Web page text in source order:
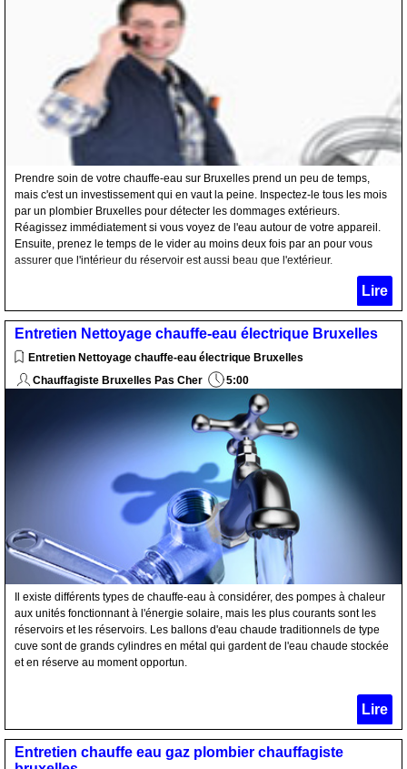
Prendre soin de votre chauffe-eau sur Bruxelles prend un peu de temps,
mais c'est un investissement qui en vaut la peine. Inspectez-le tous les mois
par un plombier Bruxelles pour détecter les dommages extérieurs.
Réagissez immédiatement si vous voyez de l'eau autour de votre appareil.
Ensuite, prenez le temps de le vider au moins deux fois par an pour vous
assurer que l'intérieur du réservoir est aussi beau que l'extérieur.
Lire
Entretien Nettoyage chauffe-eau électrique Bruxelles
Entretien Nettoyage chauffe-eau électrique Bruxelles
Chauffagiste Bruxelles Pas Cher
5:00
Il existe différents types de chauffe-eau à considérer, des pompes à chaleur
aux unités fonctionnant à l'énergie solaire, mais les plus courants sont les
réservoirs et les réservoirs. Les ballons d'eau chaude traditionnels de type
cuve sont de grands cylindres en métal qui gardent de l'eau chaude stockée
et en réserve au moment opportun.
Lire
Entretien chauffe eau gaz plombier chauffagiste